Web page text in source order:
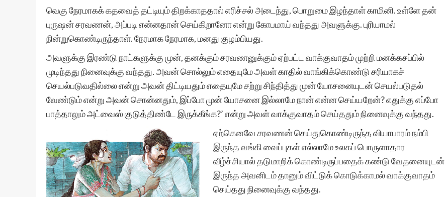
வெகு நேரமாகக் கதவைத் தட்டியும் திறக்காததால் எரிச்சல் அடைந்து, பொறுமை இழந்தாள் காமினி. உள்ளே தன்
புருஷன் சரவணன், அப்படி என்னதான் செய்கிறானோ என்று கோபமாய் வந்தது அவளுக்கு. புரியாமல்
நின்றுகொண்டிருந்தாள். நேரமாக நேரமாக, மனது குழம்பியது.
அவளுக்கு இரண்டு நாட்களுக்கு முன், தனக்கும் சரவணனுக்கும் ஏற்பட்ட வாக்குவாதம் முற்றி மனக்கசப்பில்
முடிந்தது நினைவுக்கு வந்தது. அவன் சொல்லும் எதையுமே அவள் காதில் வாங்கிக்கொண்டு சரியாகச்
செயல்படுவதில்லை என்று அவன் திட்டியதும் எதையுமே சற்று சிந்தித்து முன் யோசனையுடன் செயல்படுதல்
வேண்டும் என்று அவன் சொன்னதும், இப்போ முன் யோசனை இல்லாமே நான் என்ன செய்யறேன்? எதுக்கு எப்போ
பாத்தாலும் அட்வைஸ் குடுத்திண்டே இருக்கீங்க?’ என்று அவள் வாக்குவாதம் செய்ததும் நினைவுக்கு வந்தது.
ஏற்கெனவே சரவணன் செய்துகொண்டிருந்த வியாபாரம் நம்பி
இருந்த வங்கி வைப்புகள் எல்லாமே உலகப் பொருளாதார
வீழ்ச்சியால் தடுமாறிக் கொண்டிருப்பதைக் கண்டு வேதனையுடன்
இருந்த அவனிடம் தானும் விட்டுக் கொடுக்காமல் வாக்குவாதம்
செய்தது நினைவுக்கு வந்தது.